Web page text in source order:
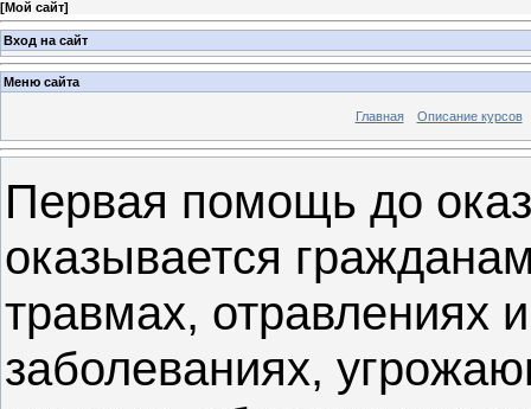
[Мой сайт]
Вход на сайт
Меню сайта
Главная Описание курсов
Первая помощь до
оказывается
травмах, отравлениях
заболеваниях,